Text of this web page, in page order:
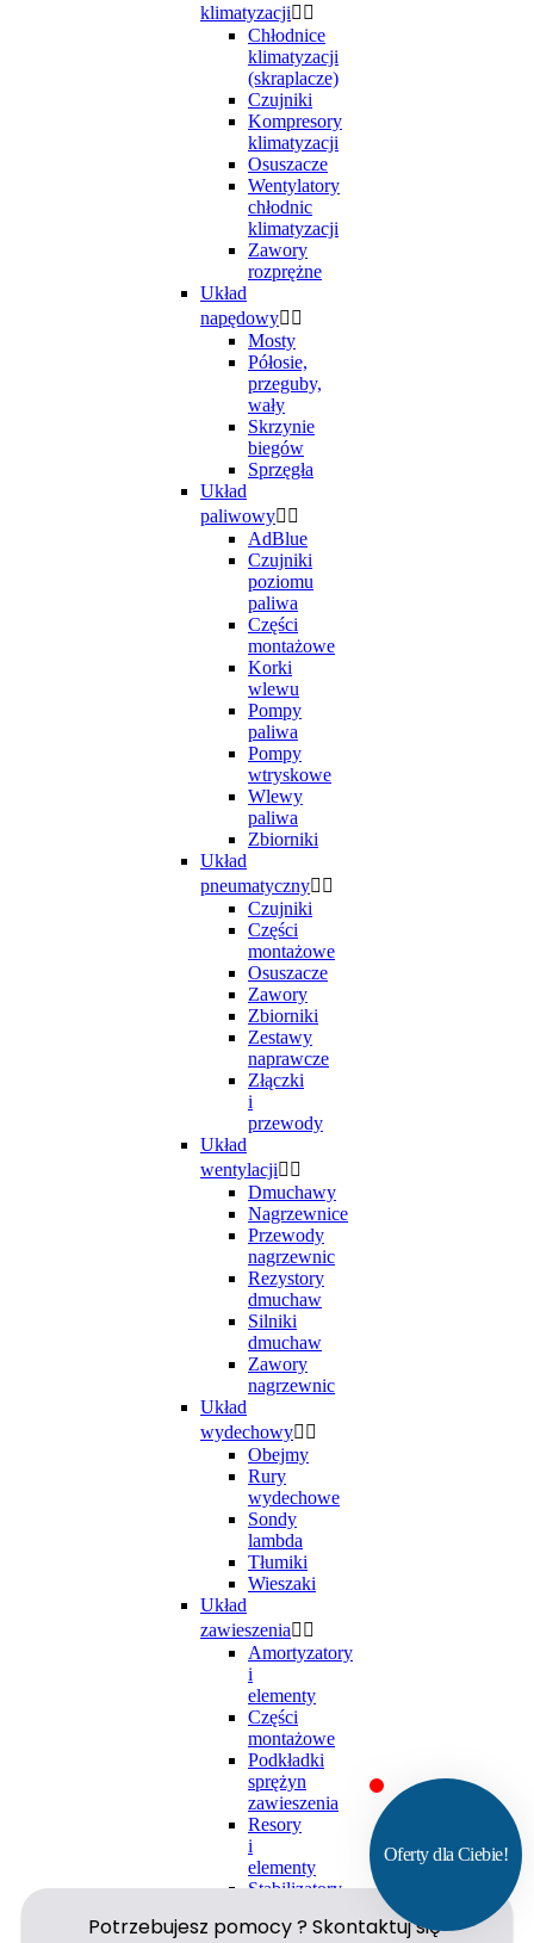
klimatyzacji 
Chłodnice
klimatyzacji
(skraplacze)
Czujniki
Kompresory
klimatyzacji
Osuszacze
Wentylatory
chłodnic
klimatyzacji
Zawory
rozprężne
Układ
napędowy 
Mosty
Półosie,
przeguby,
wały
Skrzynie
biegów
Sprzęgła
Układ
paliwowy 
AdBlue
Czujniki
poziomu
paliwa
Części
montażowe
Korki
wlewu
Pompy
paliwa
Pompy
wtryskowe
Wlewy
paliwa
Zbiorniki
Układ
pneumatyczny 
Czujniki
Części
montażowe
Osuszacze
Zawory
Zbiorniki
Zestawy
naprawcze
Złączki
i
przewody
Układ
wentylacji 
Dmuchawy
Nagrzewnice
Przewody
nagrzewnic
Rezystory
dmuchaw
Silniki
dmuchaw
Zawory
nagrzewnic
Układ
wydechowy 
Obejmy
Rury
wydechowe
Sondy
lambda
Tłumiki
Wieszaki
Układ
zawieszenia 
Amortyzatory
i
elementy
Części
montażowe
Podkładki
sprężyn
zawieszenia
Resory
i
elementy
Stabilizatory
elementy